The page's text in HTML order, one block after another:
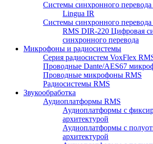
Системы синхронного перевода
Lingua IR
Системы синхронного
RMS DIR-220 Цифровая
синхронного перевода
Микрофоны и радиосистемы
Серия радиосистем VoxFlex
Проводные Dante/AES67
Проводные микрофоны RMS
Радиосистемы RMS
Звукообработка
Аудиоплатформы RMS
Аудиоплатформы с
архитектурой
Аудиоплатформы с
архитектурой